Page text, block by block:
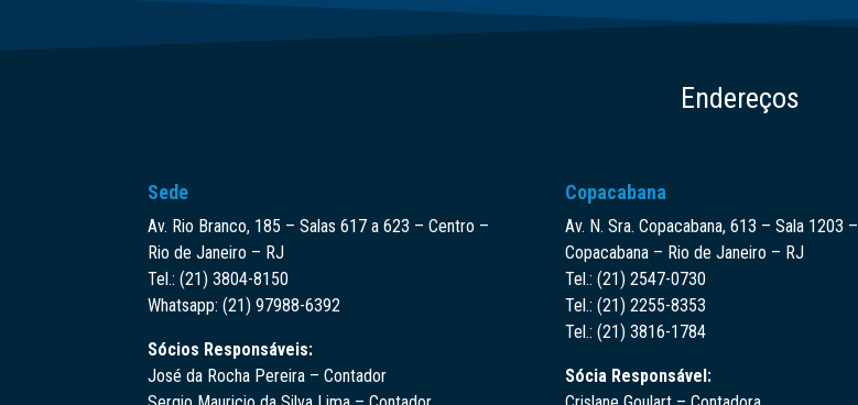
Endereços
Sede
Av. Rio Branco, 185 – Salas 617 a 623 – Centro –
Rio de Janeiro – RJ
Tel.: (21) 3804-8150
Whatsapp: (21) 97988-6392
Sócios Responsáveis:
José da Rocha Pereira – Contador
Copacabana
Av. N. Sra. Copacabana, 613 – Sala 1203 –
Copacabana – Rio de Janeiro – RJ
Tel.: (21) 2547-0730
Tel.: (21) 2255-8353
Tel.: (21) 3816-1784
Sócia Responsável: